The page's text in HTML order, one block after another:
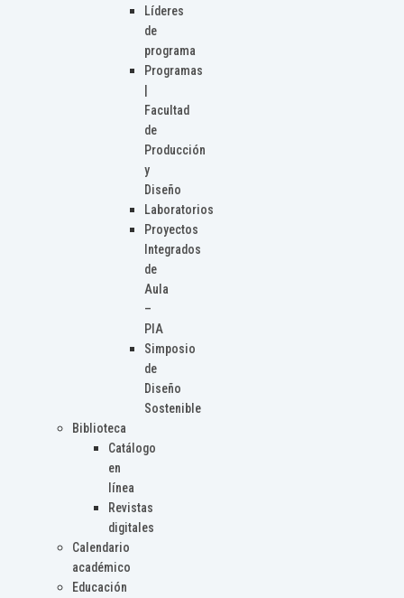
Líderes
de
programa
Programas
Facultad
de
Producción
y
Diseño
Laboratorios
Proyectos
Integrados
de
Aula
–
PIA
Simposio
de
Diseño
Sostenible
Biblioteca
Catálogo
en
línea
Revistas
digitales
Calendario
académico
Educación